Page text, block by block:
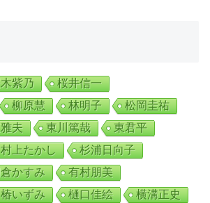
紫乃
桜井信一
柳原慧 林明子
松岡圭祐
夫 東川篤哉
東君平
村上たかし
杉浦日向子
かすみ
有村朋美
椿いずみ 樋口佳絵
横溝正史